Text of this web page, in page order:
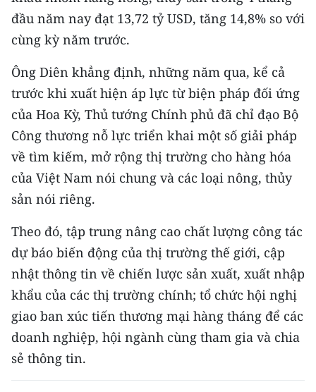
đầu năm nay đạt 13,72 tỷ USD, tăng 14,8% so với
cùng kỳ năm trước.
Ông Diên khẳng định, những năm qua, kể cả
trước khi xuất hiện áp lực từ biện pháp đối ứng
của Hoa Kỳ, Thủ tướng Chính phủ đã chỉ đạo Bộ
Công thương nỗ lực triển khai một số giải pháp
về tìm kiếm, mở rộng thị trường cho hàng hóa
của Việt Nam nói chung và các loại nông, thủy
sản nói riêng.
Theo đó, tập trung nâng cao chất lượng công tác
dự báo biến động của thị trường thế giới, cập
nhật thông tin về chiến lược sản xuất, xuất nhập
khẩu của các thị trường chính; tổ chức hội nghị
giao ban xúc tiến thương mại hàng tháng để các
doanh nghiệp, hội ngành cùng tham gia và chia
sẻ thông tin.